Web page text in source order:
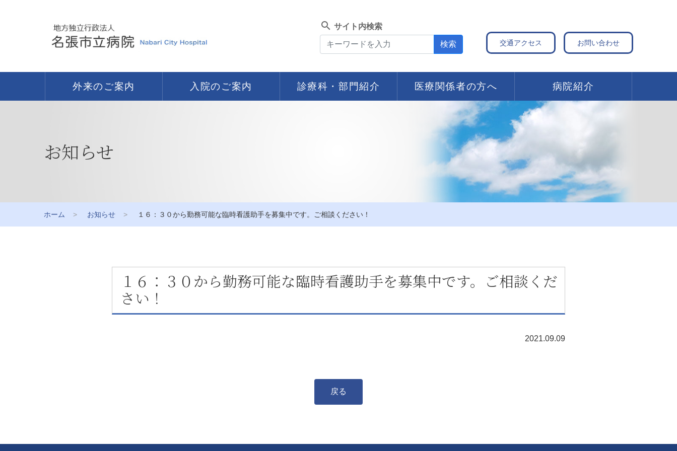
search サイト内検索
検索 交通アクセス お問い合わせ
外来のご案内 入院のご案内 診療科・部門紹介 医療関係者の方へ 病院紹介
お知らせ
ホーム お知らせ １６：３０から勤務可能な臨時看護助手を募集中です。ご相談ください！
１６：３０から勤務可能な臨時看護助手を募集中です。ご相談くだ
さい！
2021.09.09
戻る